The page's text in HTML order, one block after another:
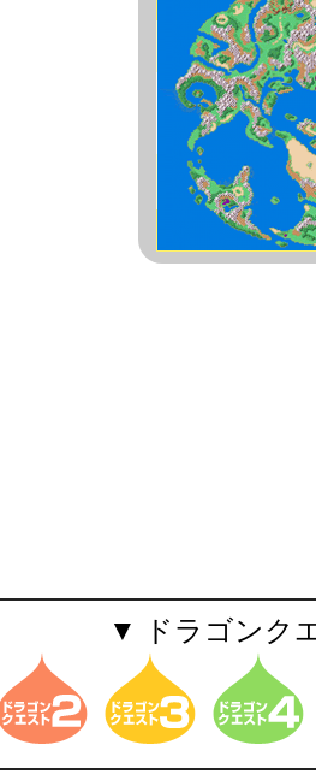
▼ ドラゴンク